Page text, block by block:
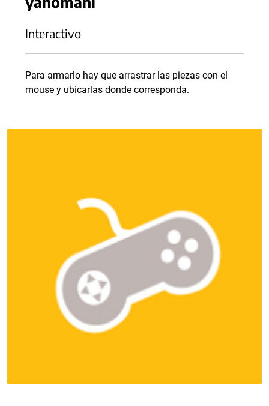
Interactivo
Para armarlo hay que arrastrar las piezas con el
mouse y ubicarlas donde corresponda.